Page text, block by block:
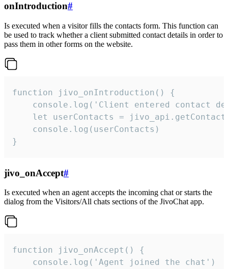
onIntroduction#
Is executed when a visitor fills the contacts form. This function can
be used to track whether a client submitted contact details in order to
pass them in other forms on the website.
function jivo_onIntroduction() {
console.log('Client entered contact
let userContacts =
    console.log(userContacts)
}
jivo_onAccept#
Is executed when an agent accepts the incoming chat or starts the
dialog from the Visitors/All chats sections of the JivoChat app.
function jivo_onAccept() {